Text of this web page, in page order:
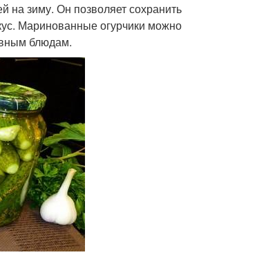
на зиму. Он позволяет сохранить
Маринованные огурчики можно
блюдам.